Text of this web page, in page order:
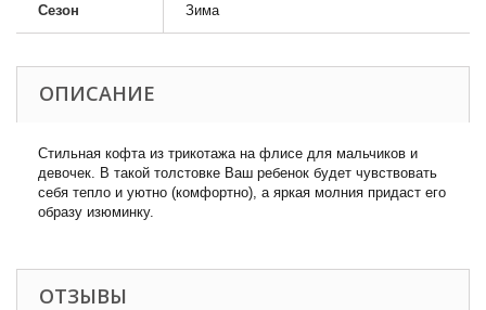
Сезон Зима
ОПИСАНИЕ
Стильная кофта из трикотажа на флисе для мальчиков и
девочек. В такой толстовке Ваш ребенок будет чувствовать
себя тепло и уютно (комфортно), а яркая молния придаст его
образу изюминку.
ОТЗЫВЫ